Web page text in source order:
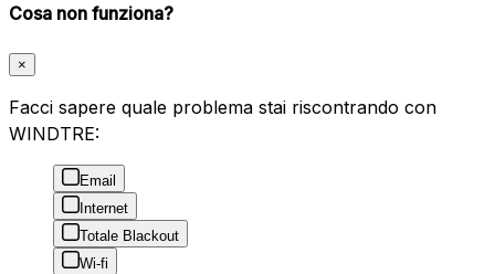
Cosa non funziona?
×
Facci sapere quale problema stai riscontrando con
WINDTRE:
Email
Internet
Totale Blackout
Wi-fi